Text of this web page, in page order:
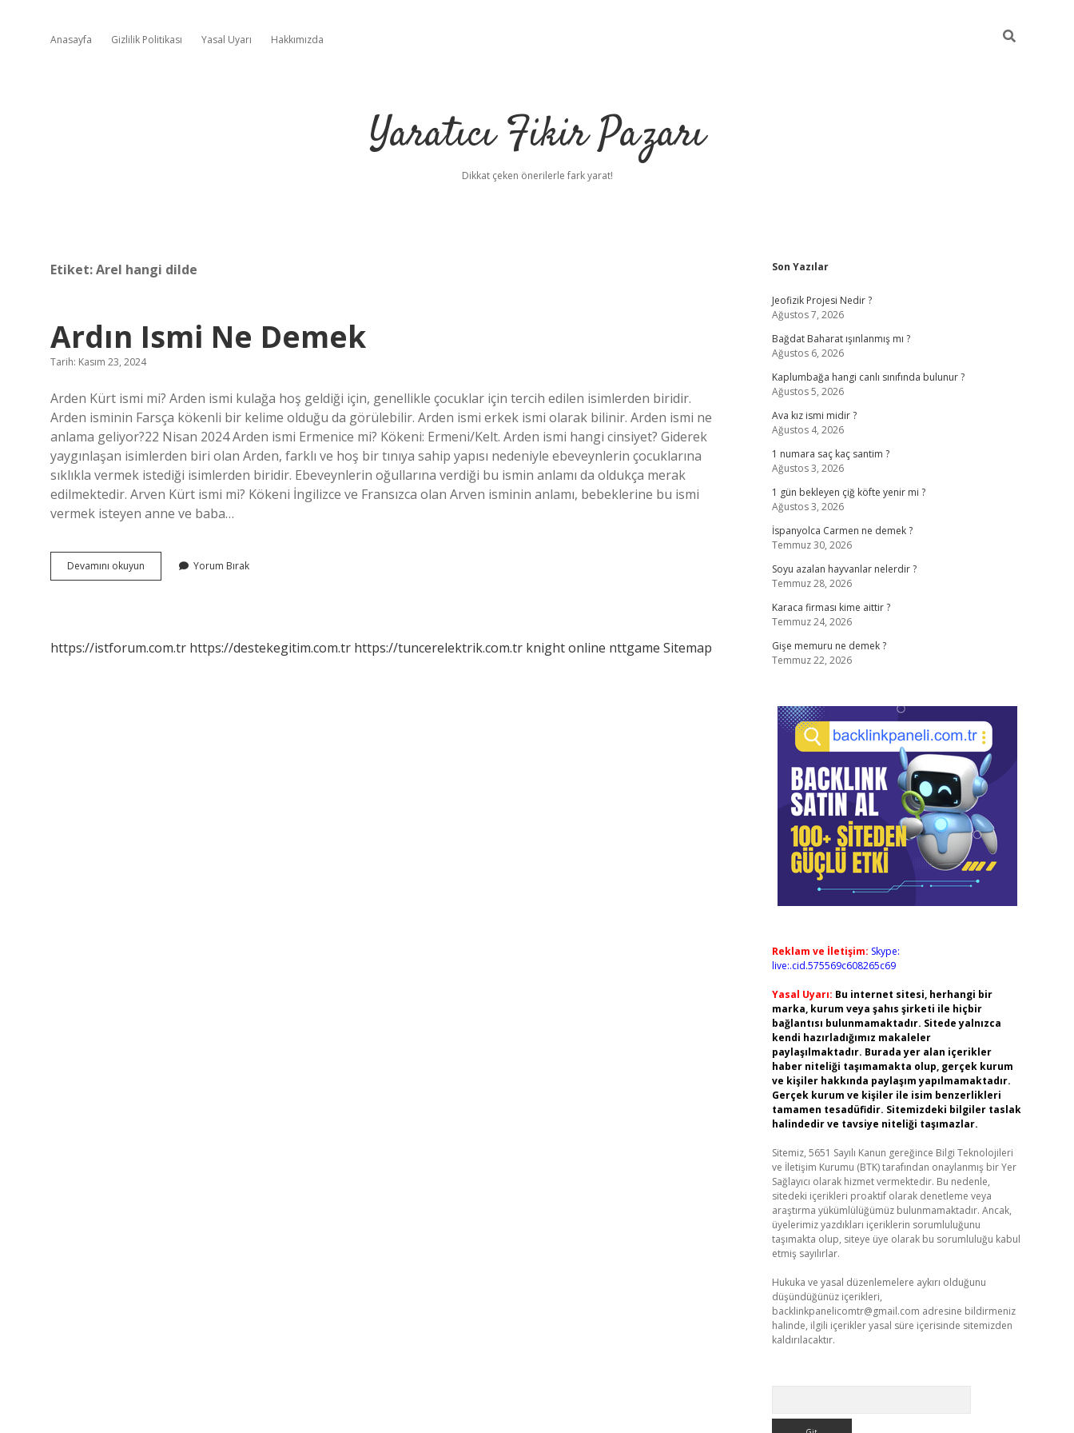
Anasayfa Gizlilik Politikası Yasal Uyarı Hakkımızda
Yaratıcı Fikir Pazarı
Dikkat çeken önerilerle fark yarat!
Etiket:Arel hangi dilde
Ardın Ismi Ne Demek
Tarih: Kasım 23, 2024
Arden Kürt ismi mi? Arden ismi kulağa hoş geldiği için, genellikle çocuklar için tercih edilen isimlerden biridir.
Arden isminin Farsça kökenli bir kelime olduğu da görülebilir. Arden ismi erkek ismi olarak bilinir. Arden ismi ne
anlama geliyor?22 Nisan 2024 Arden ismi Ermenice mi? Kökeni: Ermeni/Kelt. Arden ismi hangi cinsiyet? Giderek
yaygınlaşan isimlerden biri olan Arden, farklı ve hoş bir tınıya sahip yapısı nedeniyle ebeveynlerin çocuklarına
sıklıkla vermek istediği isimlerden biridir. Ebeveynlerin oğullarına verdiği bu ismin anlamı da oldukça merak
edilmektedir. Arven Kürt ismi mi? Kökeni İngilizce ve Fransızca olan Arven isminin anlamı, bebeklerine bu ismi
vermek isteyen anne ve baba…
Devamını okuyun
Ismi
Yorum Bırak
https://istforum.com.tr https://destekegitim.com.tr https://tuncerelektrik.com.tr knight online nttgame Sitemap
Sidebar
Son Yazılar
Jeofizik Projesi Nedir ?
Ağustos 7, 2026
Bağdat Baharat ışınlanmış mı ?
Ağustos 6, 2026
Kaplumbağa hangi canlı sınıfında bulunur ?
Ağustos 5, 2026
Ava kız ismi midir ?
Ağustos 4, 2026
1 numara saç kaç santim ?
Ağustos 3, 2026
1 gün bekleyen çiğ köfte yenir mi ?
Ağustos 3, 2026
İspanyolca Carmen ne demek ?
Temmuz 30, 2026
Soyu azalan hayvanlar nelerdir ?
Temmuz 28, 2026
Karaca firması kime aittir ?
Temmuz 24, 2026
Gişe memuru ne demek ?
Temmuz 22, 2026
Reklam ve İletişim: Skype:
live:.cid.575569c608265c69
Yasal Uyarı: Bu internet sitesi, herhangi bir
marka, kurum veya şahıs şirketi ile hiçbir
bağlantısı bulunmamaktadır. Sitede yalnızca
kendi hazırladığımız makaleler
paylaşılmaktadır. Burada yer alan içerikler
haber niteliği taşımamakta olup, gerçek kurum
ve kişiler hakkında paylaşım yapılmamaktadır.
Gerçek kurum ve kişiler ile isim benzerlikleri
tamamen tesadüfidir. Sitemizdeki bilgiler taslak
halindedir ve tavsiye niteliği taşımazlar.
Sitemiz, 5651 Sayılı Kanun gereğince Bilgi Teknolojileri
ve İletişim Kurumu (BTK) tarafından onaylanmış bir Yer
Sağlayıcı olarak hizmet vermektedir. Bu nedenle,
sitedeki içerikleri proaktif olarak denetleme veya
araştırma yükümlülüğümüz bulunmamaktadır. Ancak,
üyelerimiz yazdıkları içeriklerin sorumluluğunu
taşımakta olup, siteye üye olarak bu sorumluluğu kabul
etmiş sayılırlar.
Hukuka ve yasal düzenlemelere aykırı olduğunu
düşündüğünüz içerikleri,
backlinkpanelicomtr@gmail.com adresine bildirmeniz
halinde, ilgili içerikler yasal süre içerisinde sitemizden
kaldırılacaktır.
grandoperabet giriş